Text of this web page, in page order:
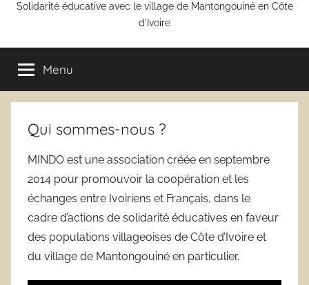
Solidarité éducative avec le village de Mantongouiné en Côte
d'Ivoire
Menu
Qui sommes-nous ?
MINDO est une association créée en septembre
2014 pour promouvoir la coopération et les
échanges entre Ivoiriens et Français, dans le
cadre d’actions de solidarité éducatives en faveur
des populations villageoises de Côte d’Ivoire et
du village de Mantongouiné en particulier.